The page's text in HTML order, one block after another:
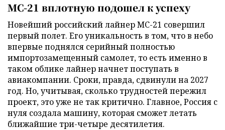
МС-21 вплотную подошел к успеху
Новейший российский лайнер МС-21 совершил
первый полет. Его уникальность в том, что в небо
впервые поднялся серийный полностью
импортозамещенный самолет, то есть именно в
таком облике лайнер начнет поступать в
авиакомпании. Сроки, правда, сдвинули на 2027
год. Но, учитывая, сколько трудностей пережил
проект, это уже не так критично. Главное, Россия с
нуля создала машину, которая сможет летать
ближайшие три-четыре десятилетия.